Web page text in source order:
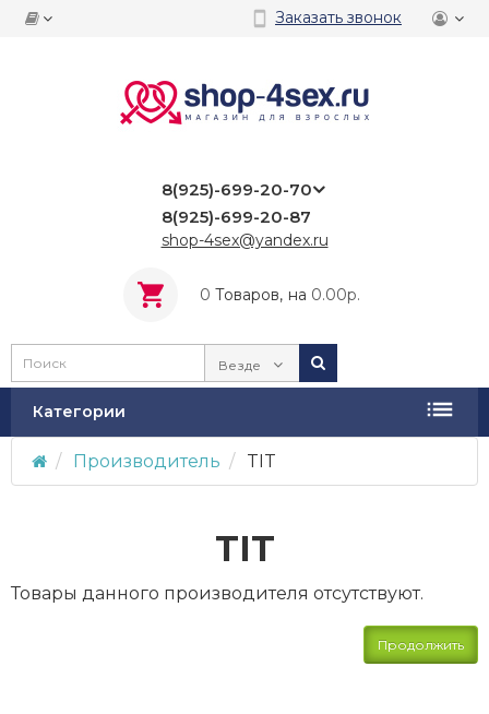
Заказать звонок
8(925)-699-20-70
8(925)-699-20-87
shop-4sex@yandex.ru
0 Tоваров, на 0.00р.
Везде
Категории
Производитель TIT
TIT
Товары данного производителя отсутствуют.
Продолжить